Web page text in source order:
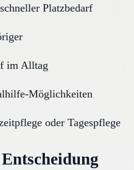
Platzbedarf
im Alltag
Möglichkeiten
oder Tagespflege